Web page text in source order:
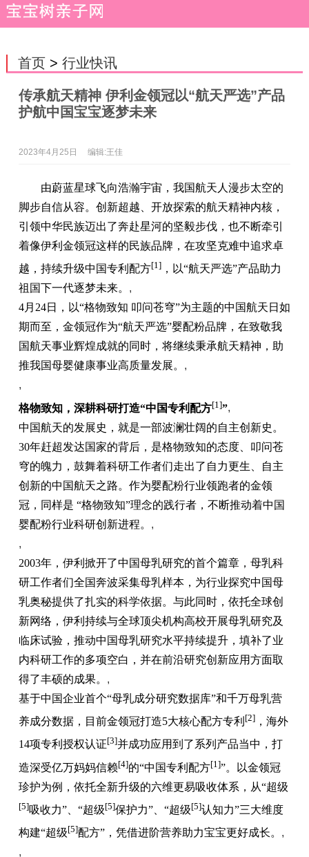
首页> 行业快讯
传承航天精神 伊利金领冠以“航天严选”产品
护航中国宝宝逐梦未来
2023年4月25日 编辑:王佳
由蔚蓝星球飞向浩瀚宇宙，我国航天人漫步太空的
脚步自信从容。创新超越、开放探索的航天精神内核，
引领中华民族迈出了奔赴星河的坚毅步伐，也不断牵引
着像伊利金领冠这样的民族品牌，在攻坚克难中追求卓
越，持续升级中国专利配方[1]，以“航天严选”产品助力
祖国下一代逐梦未来。 ,
4月24日，以“格物致知 叩问苍穹”为主题的中国航天日如
期而至，金领冠作为“航天严选”婴配粉品牌，在致敬我
国航天事业辉煌成就的同时，将继续秉承航天精神，助
推我国母婴健康事业高质量发展。 ,
,
格物致知，深耕科研打造“中国专利配方[1]”,
中国航天的发展史，就是一部波澜壮阔的自主创新史。
30年赶超发达国家的背后，是格物致知的态度、叩问苍
穹的魄力，鼓舞着科研工作者们走出了自力更生、自主
创新的中国航天之路。作为婴配粉行业领跑者的金领
冠，同样是 “格物致知”理念的践行者，不断推动着中国
婴配粉行业科研创新进程。 ,
,
2003年，伊利掀开了中国母乳研究的首个篇章，母乳科
研工作者们全国奔波采集母乳样本，为行业探究中国母
乳奥秘提供了扎实的科学依据。与此同时，依托全球创
新网络，伊利持续与全球顶尖机构高校开展母乳研究及
临床试验，推动中国母乳研究水平持续提升，填补了业
内科研工作的多项空白，并在前沿研究创新应用方面取
得了丰硕的成果。 ,
基于中国企业首个“母乳成分研究数据库”和千万母乳营
养成分数据，目前金领冠打造5大核心配方专利 [2]，海外
14项专利授权认证[3]并成功应用到了系列产品当中，打
造深受亿万妈妈信赖[4]的“中国专利配方[1]”。以金领冠
珍护为例，依托全新升级的六维更易吸收体系，从“超级
[5]吸收力”、“超级[5]保护力”、“超级[5]认知力”三大维度
构建“超级[5]配方”，凭借进阶营养助力宝宝更好成长。 ,
,